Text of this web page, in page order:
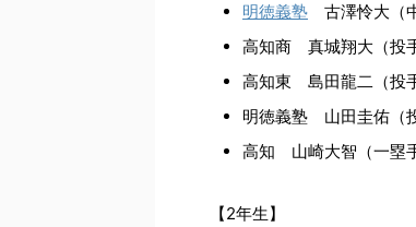
明徳義塾 古澤怜大（
高知商 真城翔大（投
高知東 島田龍二（投
明徳義塾 山田圭佑（
高知 山崎大智（一塁
【2年生】